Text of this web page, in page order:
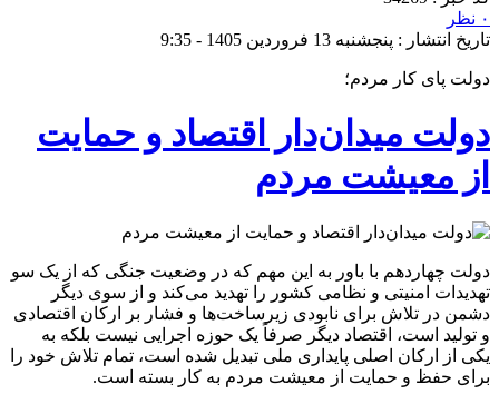
۰ نظر
تاریخ انتشار : پنجشنبه 13 فروردین 1405 - 9:35
دولت پای کار مردم؛
دولت میدان‌دار اقتصاد و حمایت
از معیشت مردم
دولت چهاردهم با باور به این مهم که در وضعیت جنگی که از یک سو
تهدیدات امنیتی و نظامی کشور را تهدید می‌کند و از سوی دیگر
دشمن در تلاش برای نابودی زیرساخت‌ها و فشار بر ارکان اقتصادی
و تولید است، اقتصاد دیگر صرفاً یک حوزه اجرایی نیست بلکه به
یکی از ارکان اصلی پایداری ملی تبدیل شده است، تمام تلاش خود را
برای حفظ و حمایت از معیشت مردم به کار بسته است.